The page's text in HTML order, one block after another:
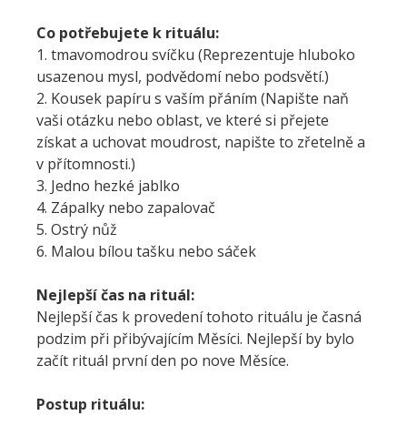
Co potřebujete k rituálu:
1. tmavomodrou svíčku (Reprezentuje hluboko
usazenou mysl, podvědomí nebo podsvětí.)
2. Kousek papíru s vaším přáním (Napište naň
vaši otázku nebo oblast, ve které si přejete
získat a uchovat moudrost, napište to zřetelně a
v přítomnosti.)
3. Jedno hezké jablko
4. Zápalky nebo zapalovač
5. Ostrý nůž
6. Malou bílou tašku nebo sáček
Nejlepší čas na rituál:
Nejlepší čas k provedení tohoto rituálu je časná
podzim při přibývajícím Měsíci. Nejlepší by bylo
začít rituál první den po nove Měsíce.
Postup rituálu: